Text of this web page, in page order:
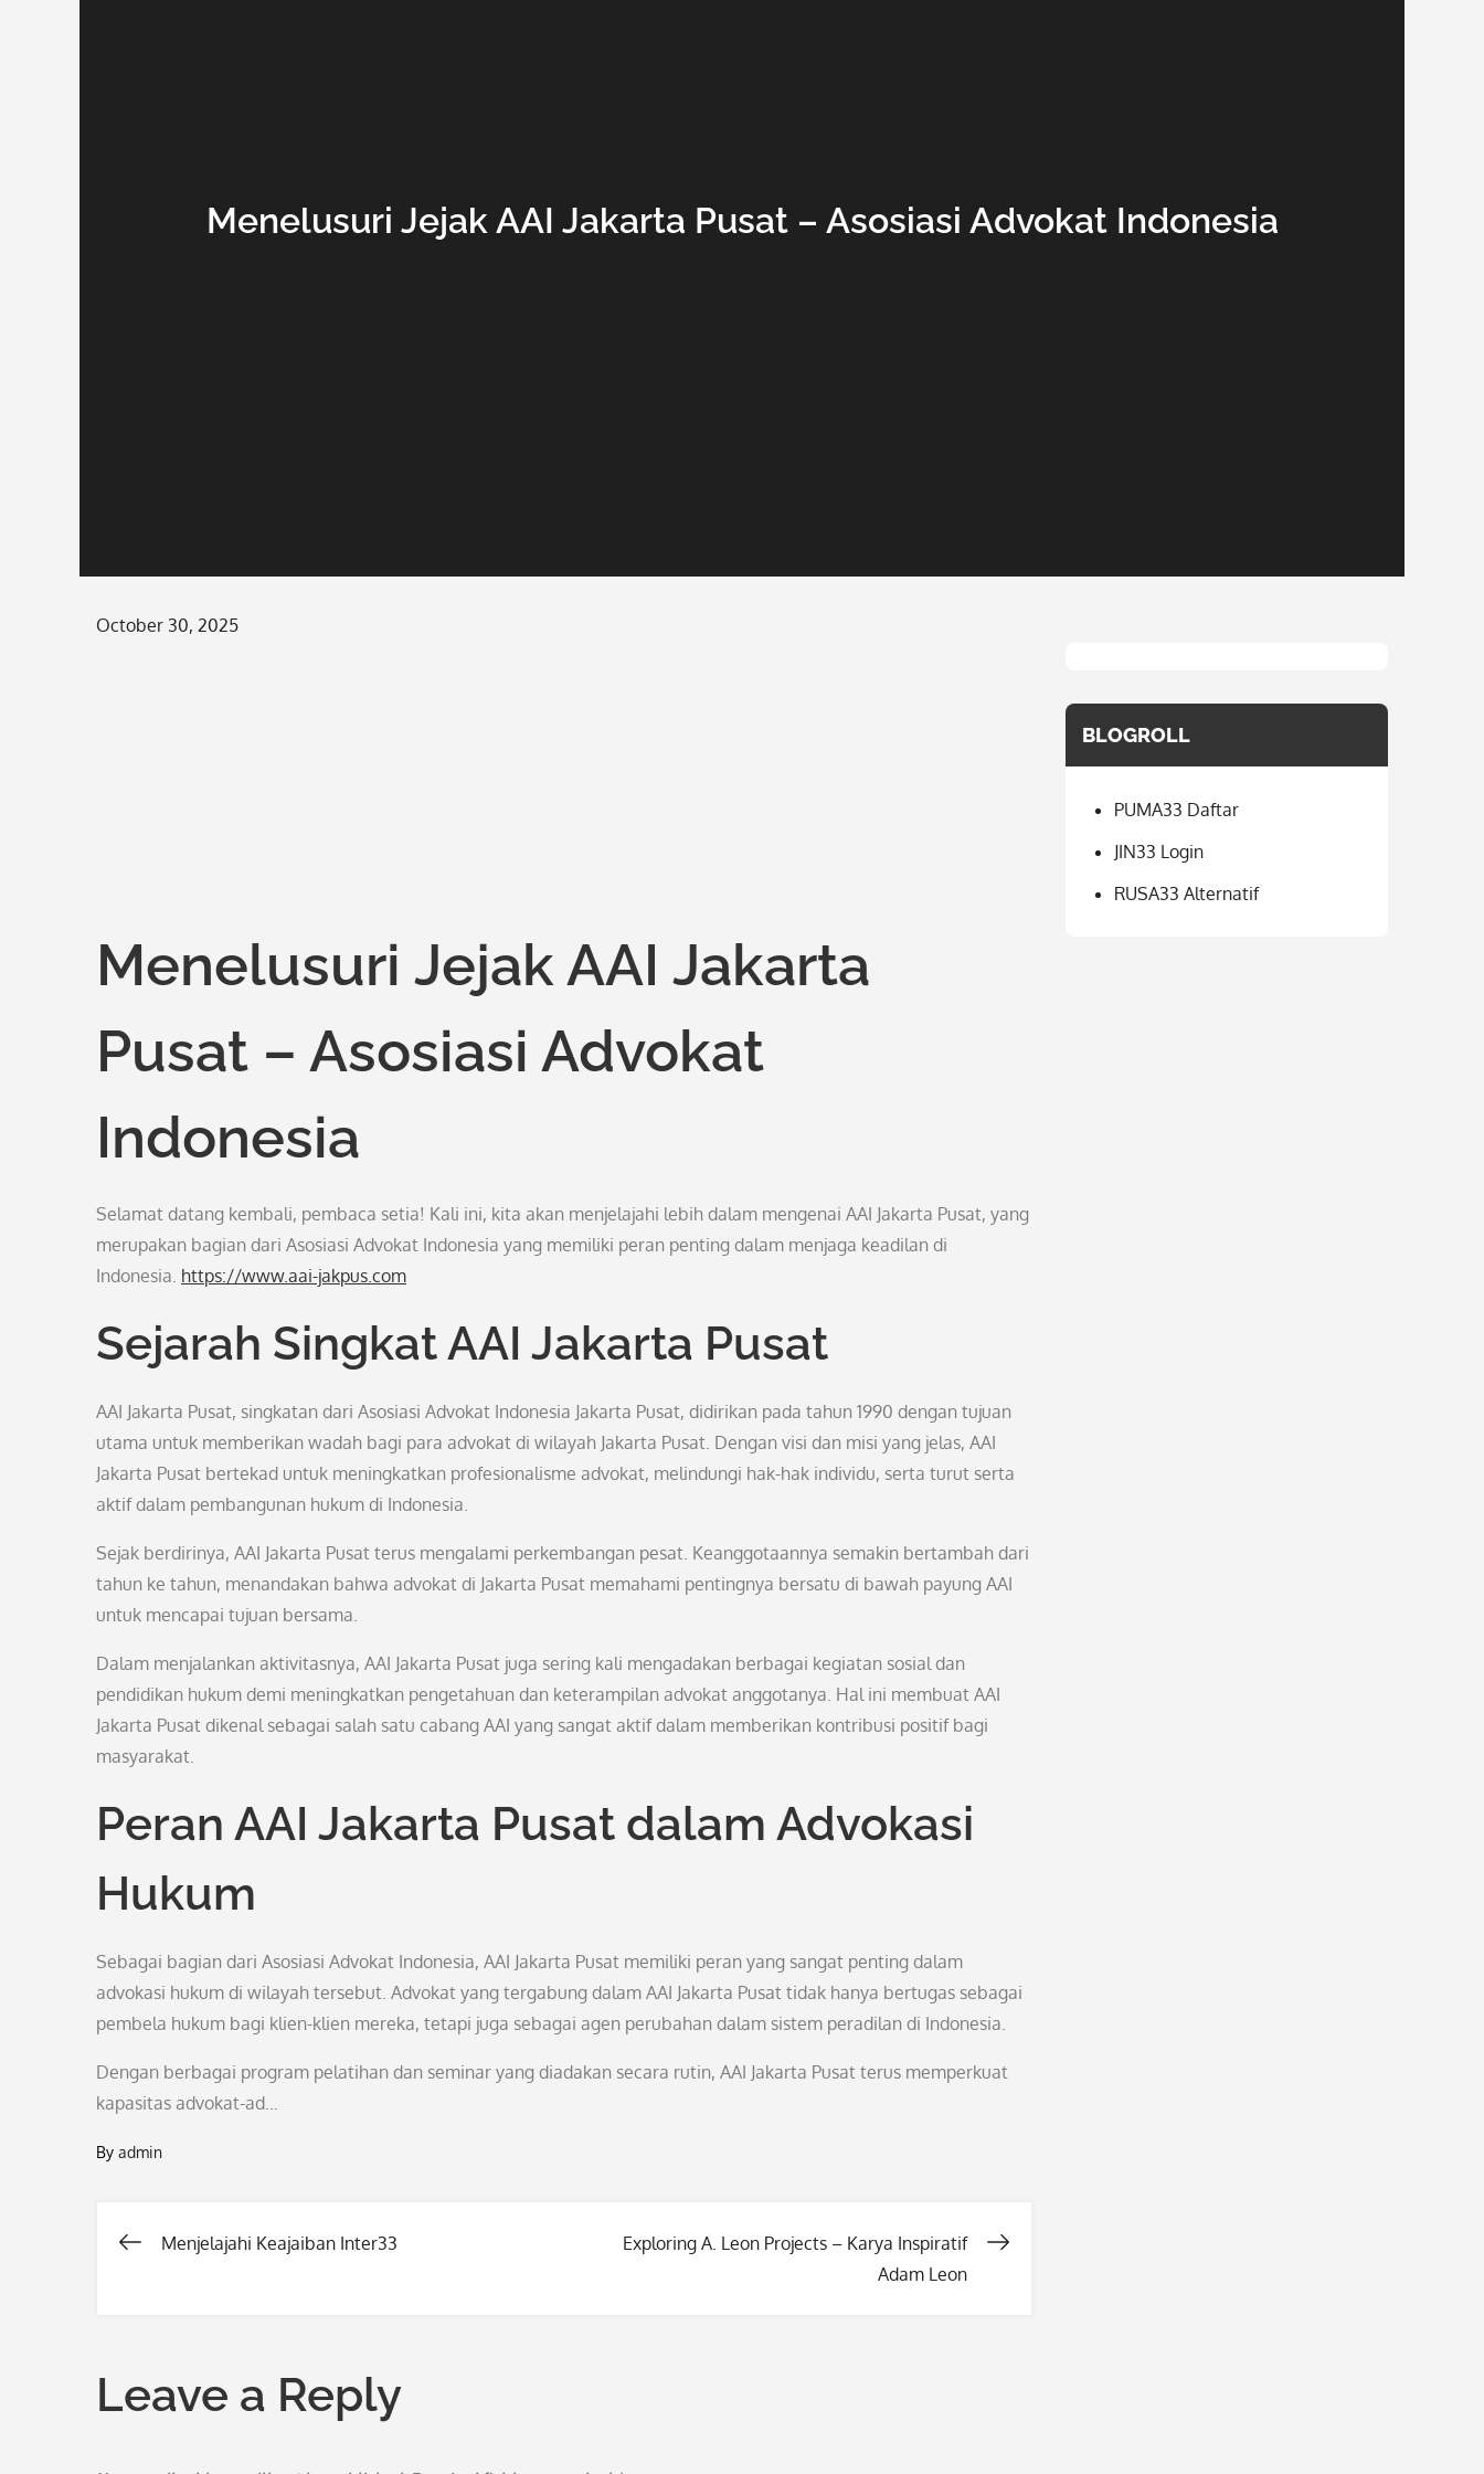
Menelusuri Jejak AAI Jakarta Pusat – Asosiasi Advokat Indonesia
Posted
October 30, 2025
Menelusuri Jejak AAI Jakarta
Pusat – Asosiasi Advokat
Indonesia
Selamat datang kembali, pembaca setia! Kali ini, kita akan menjelajahi lebih dalam mengenai AAI Jakarta Pusat, yang
merupakan bagian dari Asosiasi Advokat Indonesia yang memiliki peran penting dalam menjaga keadilan di
Indonesia. https://www.aai-jakpus.com
Sejarah Singkat AAI Jakarta Pusat
AAI Jakarta Pusat, singkatan dari Asosiasi Advokat Indonesia Jakarta Pusat, didirikan pada tahun 1990 dengan tujuan
utama untuk memberikan wadah bagi para advokat di wilayah Jakarta Pusat. Dengan visi dan misi yang jelas, AAI
Jakarta Pusat bertekad untuk meningkatkan profesionalisme advokat, melindungi hak-hak individu, serta turut serta
aktif dalam pembangunan hukum di Indonesia.
Sejak berdirinya, AAI Jakarta Pusat terus mengalami perkembangan pesat. Keanggotaannya semakin bertambah dari
tahun ke tahun, menandakan bahwa advokat di Jakarta Pusat memahami pentingnya bersatu di bawah payung AAI
untuk mencapai tujuan bersama.
Dalam menjalankan aktivitasnya, AAI Jakarta Pusat juga sering kali mengadakan berbagai kegiatan sosial dan
pendidikan hukum demi meningkatkan pengetahuan dan keterampilan advokat anggotanya. Hal ini membuat AAI
Jakarta Pusat dikenal sebagai salah satu cabang AAI yang sangat aktif dalam memberikan kontribusi positif bagi
masyarakat.
Peran AAI Jakarta Pusat dalam Advokasi
Hukum
Sebagai bagian dari Asosiasi Advokat Indonesia, AAI Jakarta Pusat memiliki peran yang sangat penting dalam
advokasi hukum di wilayah tersebut. Advokat yang tergabung dalam AAI Jakarta Pusat tidak hanya bertugas sebagai
pembela hukum bagi klien-klien mereka, tetapi juga sebagai agen perubahan dalam sistem peradilan di Indonesia.
Dengan berbagai program pelatihan dan seminar yang diadakan secara rutin, AAI Jakarta Pusat terus memperkuat
kapasitas advokat-ad…
By admin
Post
Menjelajahi Keajaiban Inter33
Exploring A. Leon Projects – Karya Inspiratif
Adam Leon
Leave a Reply
BLOGROLL
PUMA33 Daftar
JIN33 Login
RUSA33 Alternatif